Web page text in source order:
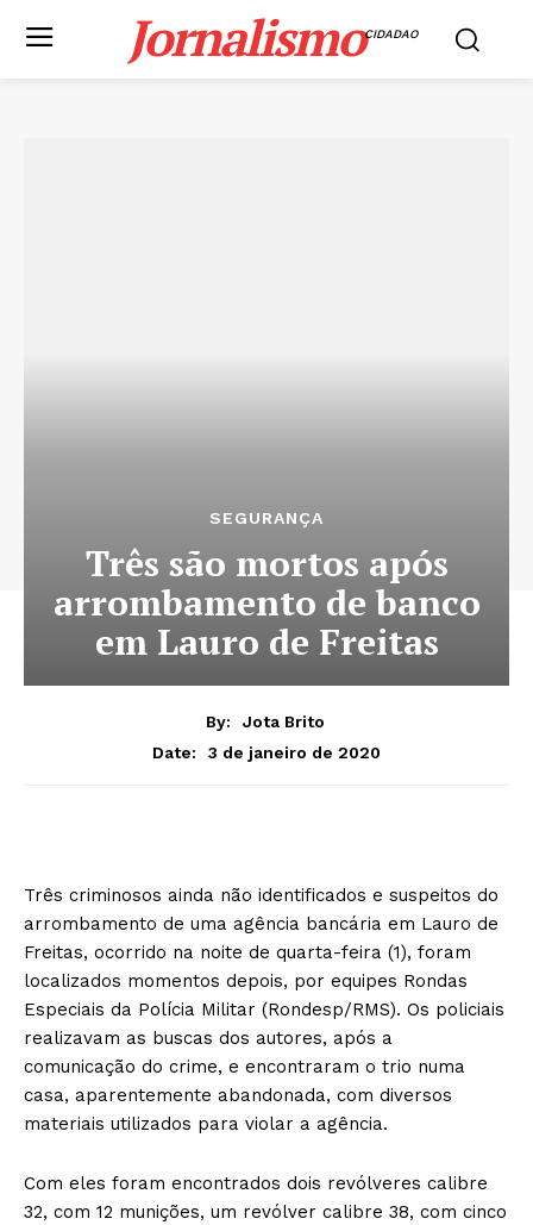
JornalismoCIDADAO
SEGURANÇA
Três são mortos após
arrombamento de banco
em Lauro de Freitas
By:
Jota Brito
Date:
3 de janeiro de 2020
Três criminosos ainda não identificados e suspeitos do
arrombamento de uma agência bancária em Lauro de
Freitas, ocorrido na noite de quarta-feira (1), foram
localizados momentos depois, por equipes Rondas
Especiais da Polícia Militar (Rondesp/RMS). Os policiais
realizavam as buscas dos autores, após a
comunicação do crime, e encontraram o trio numa
casa, aparentemente abandonada, com diversos
materiais utilizados para violar a agência.
Com eles foram encontrados dois revólveres calibre
32, com 12 munições, um revólver calibre 38, com cinco